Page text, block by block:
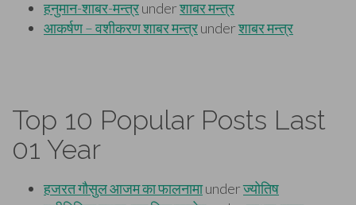
Top 10 Popular Posts Last
01 Year